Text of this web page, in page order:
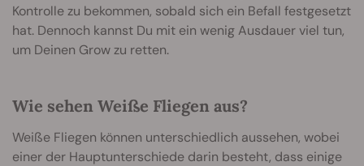
Kontrolle zu bekommen, sobald sich ein Befall festgesetzt
hat. Dennoch kannst Du mit ein wenig Ausdauer viel tun,
um Deinen Grow zu retten.
Wie sehen Weiße Fliegen aus?
Weiße Fliegen können unterschiedlich aussehen, wobei
einer der Hauptunterschiede darin besteht, dass einige